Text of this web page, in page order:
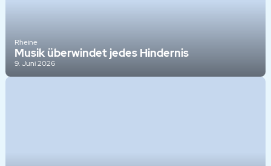
Rheine
Musik überwindet jedes Hindernis
9. Juni 2026